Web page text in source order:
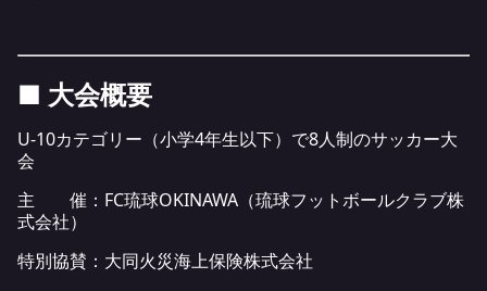
■ 大会概要
U-10カテゴリー（小学4年生以下）で8人制のサッカー大
会
主 催：FC琉球OKINAWA（琉球フットボールクラブ株
式会社）
特別協賛：大同火災海上保険株式会社